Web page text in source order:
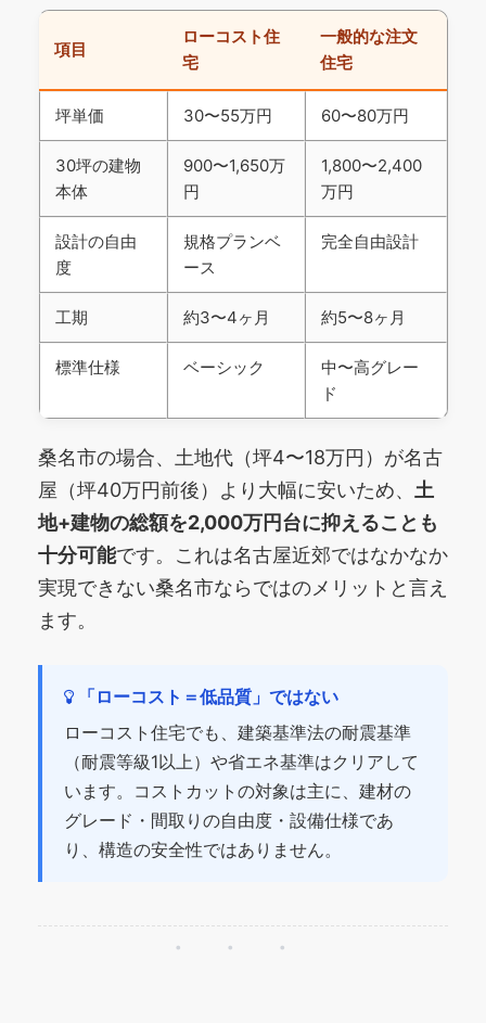
項目
ローコスト住
宅
一般的な注文
住宅
坪単価 30〜55万円 60〜80万円
30坪の建物
本体
900〜1,650万
円
1,800〜2,400
万円
設計の自由
度
規格プランベ
ース
完全自由設計
工期 約3〜4ヶ月 約5〜8ヶ月
標準仕様 ベーシック
中〜高グレー
ド
桑名市の場合、土地代（坪4〜18万円）が名古
屋（坪40万円前後）より大幅に安いため、 土
地+建物の総額を2,000万円台に抑えることも
十分可能です。これは名古屋近郊ではなかなか
実現できない桑名市ならではのメリットと言え
ます。
「ローコスト＝低品質」ではない
ローコスト住宅でも、建築基準法の耐震基準
（耐震等級1以上）や省エネ基準はクリアして
います。コストカットの対象は主に、建材の
グレード・間取りの自由度・設備仕様であ
り、構造の安全性ではありません。
・・・